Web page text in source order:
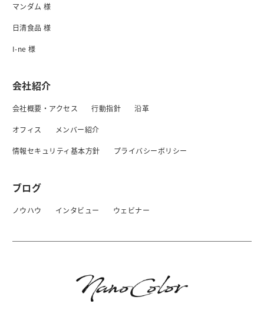
マンダム 様
日清食品 様
I-ne 様
会社紹介
会社概要・アクセス 行動指針 沿革
オフィス メンバー紹介
情報セキュリティ基本方針 プライバシーボリシー
ブログ
ノウハウ インタビュー ウェビナー